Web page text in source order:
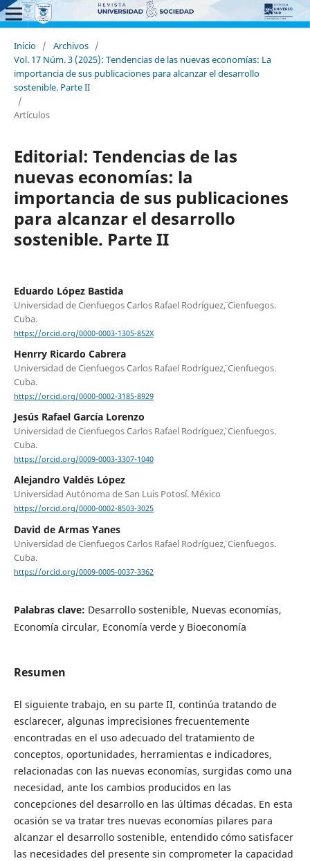
Inicio / Archivos /
Vol. 17 Núm. 3 (2025): Tendencias de las nuevas economías: La
importancia de sus publicaciones para alcanzar el desarrollo
sostenible. Parte II
/
Artículos
Editorial: Tendencias de las
nuevas economías: la
importancia de sus publicaciones
para alcanzar el desarrollo
sostenible. Parte II
Eduardo López Bastida
Universidad de Cienfuegos ¨Carlos Rafael Rodríguez¨, Cienfuegos.
Cuba.
https://orcid.org/0000-0003-1305-852X
Henrry Ricardo Cabrera
Universidad de Cienfuegos ¨Carlos Rafael Rodríguez¨, Cienfuegos.
Cuba.
https://orcid.org/0000-0002-3185-8929
Jesús Rafael García Lorenzo
Universidad de Cienfuegos ¨Carlos Rafael Rodríguez¨, Cienfuegos.
Cuba.
https://orcid.org/0009-0003-3307-1040
Alejandro Valdés López
Universidad Autónoma de San Luis Potosí. México
https://orcid.org/0000-0002-8503-3025
David de Armas Yanes
Universidad de Cienfuegos ¨Carlos Rafael Rodríguez¨, Cienfuegos.
Cuba.
https://orcid.org/0009-0005-0037-3362
Palabras clave: Desarrollo sostenible, Nuevas economías,
Economía circular, Economía verde y Bioeconomía
Resumen
El siguiente trabajo, en su parte II, continúa tratando de
esclarecer, algunas imprecisiones frecuentemente
encontradas en el uso adecuado del tratamiento de
conceptos, oportunidades, herramientas e indicadores,
relacionadas con las nuevas economías, surgidas como una
necesidad, ante los cambios producidos en las
concepciones del desarrollo en las últimas décadas. En esta
ocasión se va tratar tres nuevas economías pilares para
alcanzar el desarrollo sostenible, entendido cómo satisfacer
las necesidades del presente sin comprometer la capacidad